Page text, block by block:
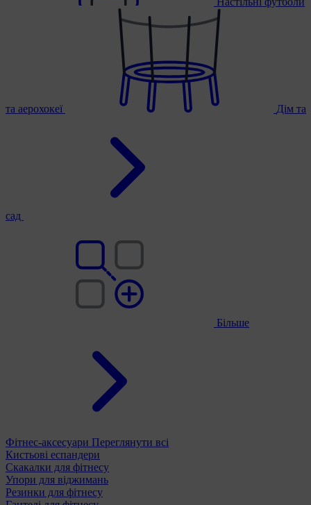
та аерохокеї Дім та
сад
Більше
Фітнес-аксесуари Переглянути всі
Кистьові еспандери
Скакалки для фітнесу
Упори для віджимань
Резинки для фітнесу